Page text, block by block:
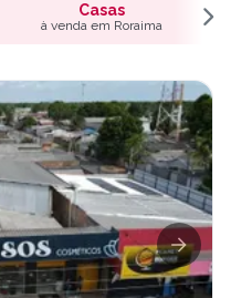
Casas
à venda em Roraima